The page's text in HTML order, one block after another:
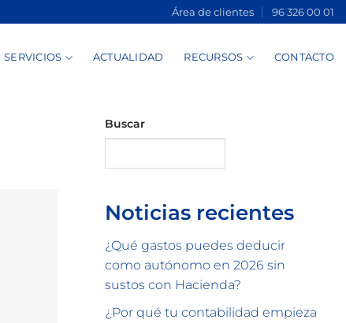
Área de clientes 96 326 00 01
SERVICIOS ACTUALIDAD RECURSOS CONTACTO
Buscar
Noticias recientes
¿Qué gastos puedes deducir
como autónomo en 2026 sin
sustos con Hacienda?
¿Por qué tu contabilidad empieza